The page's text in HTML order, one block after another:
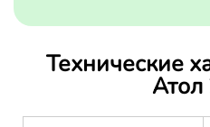
Технические